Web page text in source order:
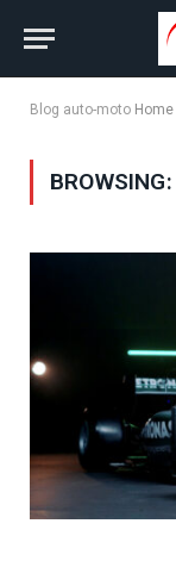
Blog auto-moto Home
BROWSING: